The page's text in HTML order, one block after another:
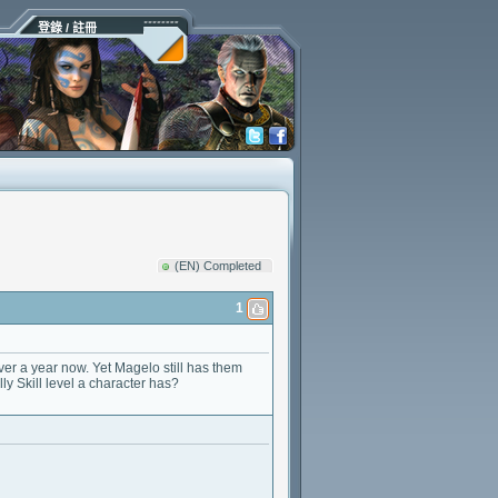
登錄 / 註冊
(EN) Completed
1
a year now. Yet Magelo still has them
Skill level a character has?